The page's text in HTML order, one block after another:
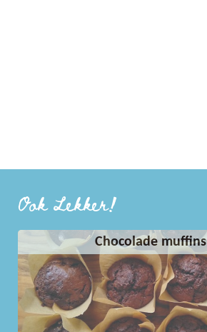
Ook Lekker!
Chocolade muffins